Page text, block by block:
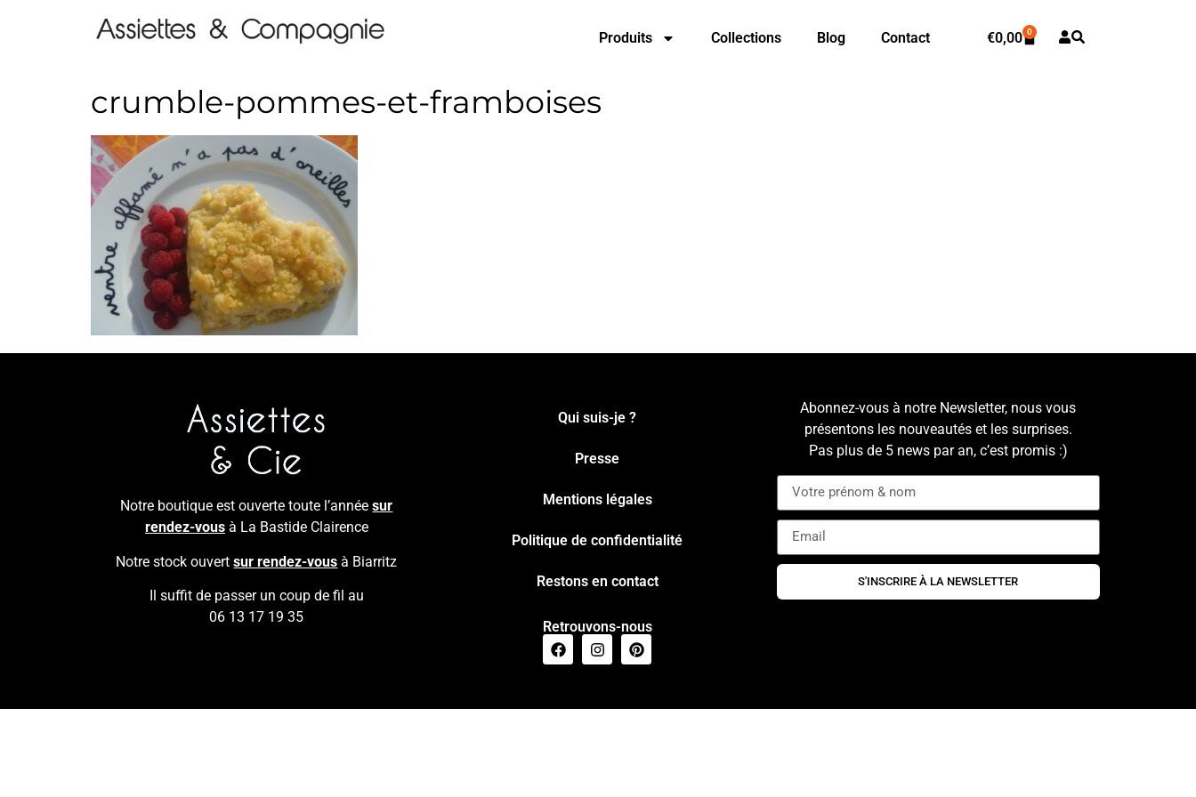
Produits Collections Blog Contact €0,00 0
crumble-pommes-et-framboises
Notre boutique est ouverte toute l’annéesur
rendez-vousà La Bastide Clairence
Notre stock ouvertsur rendez-vous à Biarritz
Il suffit de passer un coup de fil au
06 13 17 19 35
Qui suis-je ?
Presse
Mentions légales
Politique de confidentialité
Restons en contact
Retrouvons-nous
Abonnez-vous à notre Newsletter, nous vous
présentons les nouveautés et les surprises.
Pas plus de 5 news par an, c’est promis :)
S'INSCRIRE À LA NEWSLETTER